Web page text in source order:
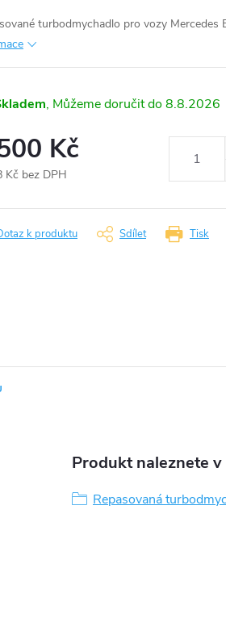
turbodmychadlo pro vozy Mercedes
8.8.2026
Kč
Kč bez DPH
Tisk
k produktu Sdílet
Produkt naleznete
Repasovaná